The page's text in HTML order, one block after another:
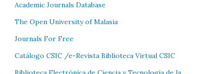
Academic Journals Database
The Open University of Malasia
Journals For Free
Catálogo CSIC /e-Revista Biblioteca Virtual CSIC